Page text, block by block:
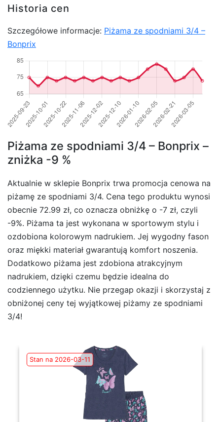
Historia cen
Szczegółowe informacje: Piżama ze spodniami 3/4 –
Bonprix
Piżama ze spodniami 3/4 – Bonprix –
zniżka -9 %
Aktualnie w sklepie Bonprix trwa promocja cenowa na
piżamę ze spodniami 3/4. Cena tego produktu wynosi
obecnie 72.99 zł, co oznacza obniżkę o -7 zł, czyli
-9%. Piżama ta jest wykonana w sportowym stylu i
ozdobiona kolorowym nadrukiem. Jej wygodny fason
oraz miękki materiał gwarantują komfort noszenia.
Dodatkowo piżama jest zdobiona atrakcyjnym
nadrukiem, dzięki czemu będzie idealna do
codziennego użytku. Nie przegap okazji i skorzystaj z
obniżonej ceny tej wyjątkowej piżamy ze spodniami
3/4!
Stan na 2026-03-11